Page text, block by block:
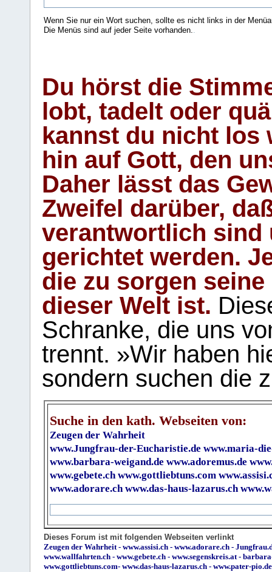
Wenn Sie nur ein Wort suchen, sollte es nicht links in der
Die Menüs sind auf jeder Seite vorhanden..
Du hörst die
lobt, tadelt oder
kannst du nicht los
hin auf Gott, den
Daher lässt das
Zweifel darüber,
verantwortlich sind
gerichtet werden.
die zu sorgen
dieser Welt ist.
Schranke, die uns
trennt. »Wir haben
sondern suchen die
Suche in den kath. Webseiten von:
Zeugen der Wahrheit
www.Jungfrau-der-Eucharistie.de www.maria-
www.barbara-weigand.de www.adoremus.de
www.gebete.ch www.gottliebtuns.com
www.adorare.ch www.das-haus-lazarus.ch
Dieses Forum ist mit folgenden Webseiten verlinkt
Zeugen der Wahrheit- www.assisi.ch - www.adorare.ch -
www.wallfahrten.ch - www.gebete.ch - www.segenskreis.at-
www.gottliebtuns.com- www.das-haus-lazarus.ch - www.pater-pio.de